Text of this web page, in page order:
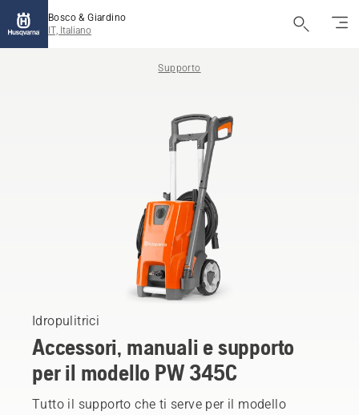
Bosco & Giardino
IT, Italiano
Supporto
Idropulitrici
Accessori, manuali e supporto
per il modello PW 345C
Tutto il supporto che ti serve per il modello